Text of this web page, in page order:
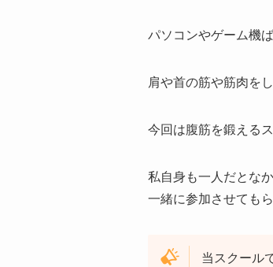
パソコンやゲーム機
肩や首の筋や筋肉を
今回は腹筋を鍛える
私自身も一人だとな
一緒に参加させても
当スクール